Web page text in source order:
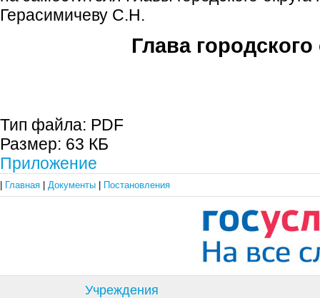
Герасимичеву С.Н.
Глава городского
Тип файла: PDF
Размер: 63 КБ
Приложение
Главная Документы Постановления
Учреждения